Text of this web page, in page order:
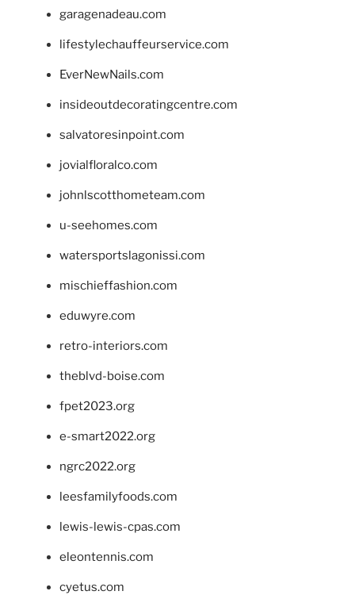
garagenadeau.com
lifestylechauffeurservice.com
EverNewNails.com
insideoutdecoratingcentre.com
salvatoresinpoint.com
jovialfloralco.com
johnlscotthometeam.com
u-seehomes.com
watersportslagonissi.com
mischieffashion.com
eduwyre.com
retro-interiors.com
theblvd-boise.com
fpet2023.org
e-smart2022.org
ngrc2022.org
leesfamilyfoods.com
lewis-lewis-cpas.com
eleontennis.com
cyetus.com